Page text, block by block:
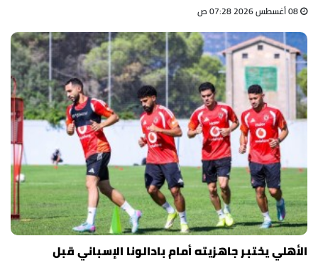
الأهلي يختبر جاهزيته أمام بادالونا الإسباني قبل